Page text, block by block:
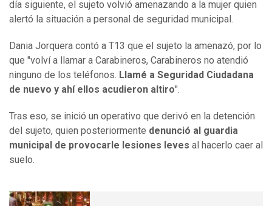
día siguiente, el sujeto volvió amenazando a la mujer quien
alertó la situación a personal de seguridad municipal.
Dania Jorquera contó a T13 que el sujeto la amenazó, por lo
que "volví a llamar a Carabineros, Carabineros no atendió
ninguno de los teléfonos. Llamé a Seguridad Ciudadana
de nuevo y ahí ellos acudieron altiro".
Tras eso, se inició un operativo que derivó en la detención
del sujeto, quien posteriormente denunció al guardia
municipal de provocarle lesiones leves al hacerlo caer al
suelo.